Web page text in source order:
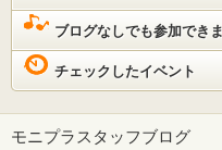
ブログなしでも参加でき
チェックしたイベント
モニプラスタッフブログ